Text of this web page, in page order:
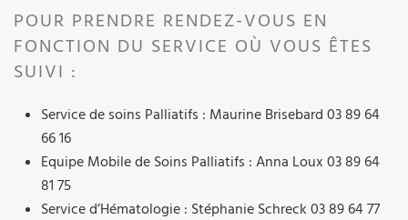
POUR PRENDRE RENDEZ-VOUS EN
FONCTION DU SERVICE OÙ VOUS ÊTES
SUIVI :
Service de soins Palliatifs : Maurine Brisebard 03 89 64
66 16
Equipe Mobile de Soins Palliatifs : Anna Loux 03 89 64
81 75
Service d’Hématologie : Stéphanie Schreck 03 89 64 77